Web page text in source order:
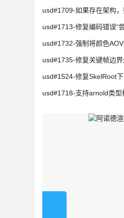
usd#1709-如果存在架构
usd#1713-修复编码错误“
usd#1732-强制将颜色
usd#1735-修复关键帧边
usd#1524-修复SkelRoot
usd#1718-支持arnold类